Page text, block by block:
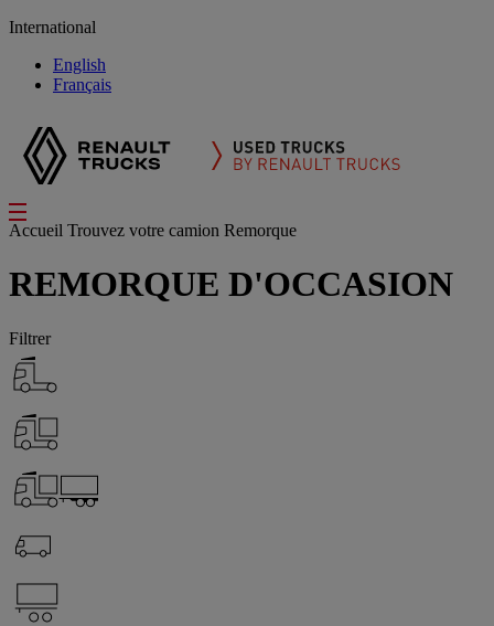
International
English
Français
Accueil Trouvez votre camion Remorque
REMORQUE D'OCCASION
Filtrer